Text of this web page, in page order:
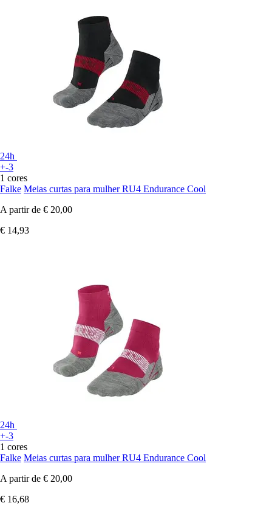
24h
+-3
1 cores
Falke Meias curtas para mulher RU4 Endurance Cool
A partir de € 20,00
€ 14,93
24h
+-3
1 cores
Falke Meias curtas para mulher RU4 Endurance Cool
A partir de € 20,00
€ 16,68